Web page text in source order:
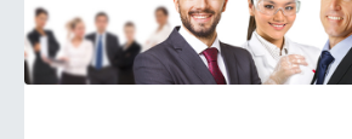
Lacke / Farben / Druckfarben / Inkjet